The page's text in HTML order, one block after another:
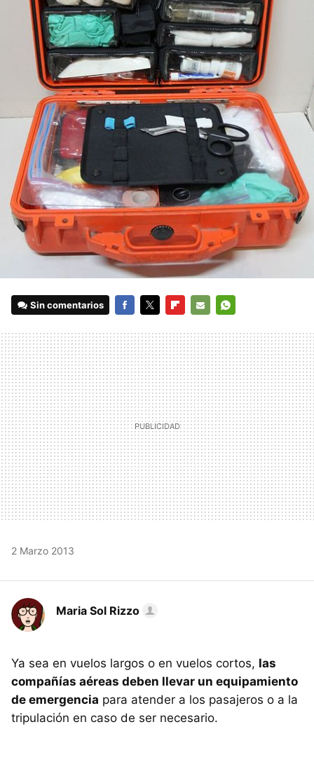
Sin comentarios
MAIL
2 Marzo 2013
Maria Sol Rizzo
Ya sea en vuelos largos o en vuelos cortos, las
compañías aéreas deben llevar un equipamiento
de emergencia para atender a los pasajeros o a la
tripulación en caso de ser necesario.